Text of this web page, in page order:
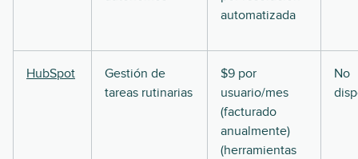
automatizada
HubSpot
Gestión de
tareas rutinarias
$9 por
usuario/mes
(facturado
anualmente)
(herramientas
No